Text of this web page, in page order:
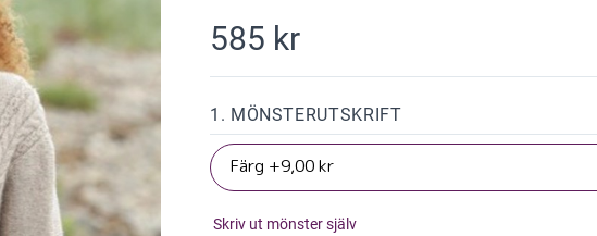
585 kr
1. MÖNSTERUTSKRIFT
Skriv ut mönster själv